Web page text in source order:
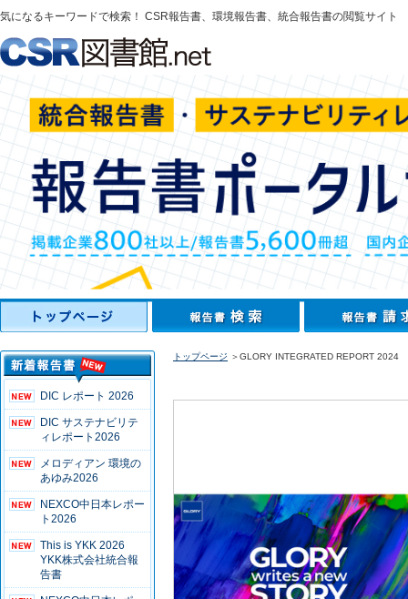
気になるキーワードで検索！ CSR報告書、環境報告書、統合報告書の閲覧サイト
DIC レポート 2026
DIC サステナビリテ
ィレポート2026
メロディアン 環境の
あゆみ2026
NEXCO中日本レポー
ト2026
This is YKK 2026
YKK株式会社統合報
告書
トップページ ＞GLORY INTEGRATED REPORT 2024